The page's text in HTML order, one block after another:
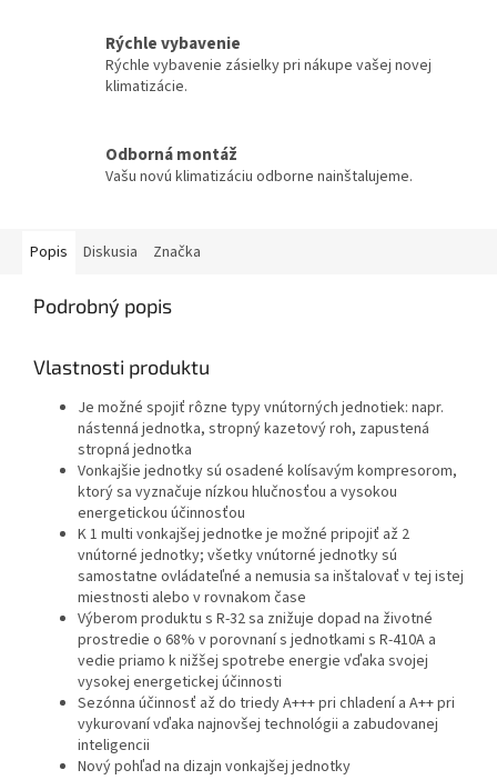
Rýchle vybavenie
Rýchle vybavenie zásielky pri nákupe vašej novej
klimatizácie.
Odborná montáž
Vašu novú klimatizáciu odborne nainštalujeme.
Popis Diskusia Značka
Podrobný popis
Vlastnosti produktu
Je možné spojiť rôzne typy vnútorných jednotiek: napr.
nástenná jednotka, stropný kazetový roh, zapustená
stropná jednotka
Vonkajšie jednotky sú osadené kolísavým kompresorom,
ktorý sa vyznačuje nízkou hlučnosťou a vysokou
energetickou účinnosťou
K 1 multi vonkajšej jednotke je možné pripojiť až 2
vnútorné jednotky; všetky vnútorné jednotky sú
samostatne ovládateľné a nemusia sa inštalovať v tej istej
miestnosti alebo v rovnakom čase
Výberom produktu s R-32 sa znižuje dopad na životné
prostredie o 68% v porovnaní s jednotkami s R-410A a
vedie priamo k nižšej spotrebe energie vďaka svojej
vysokej energetickej účinnosti
Sezónna účinnosť až do triedy A+++ pri chladení a A++ pri
vykurovaní vďaka najnovšej technológii a zabudovanej
inteligencii
Nový pohľad na dizajn vonkajšej jednotky